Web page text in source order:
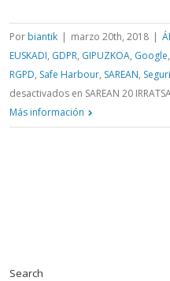
Por biantik | marzo 20th, 2018 |
EUSKADI, GDPR, GIPUZKOA, Google,
RGPD, Safe Harbour, SAREAN,
desactivados en SAREAN 20
Más información
Search